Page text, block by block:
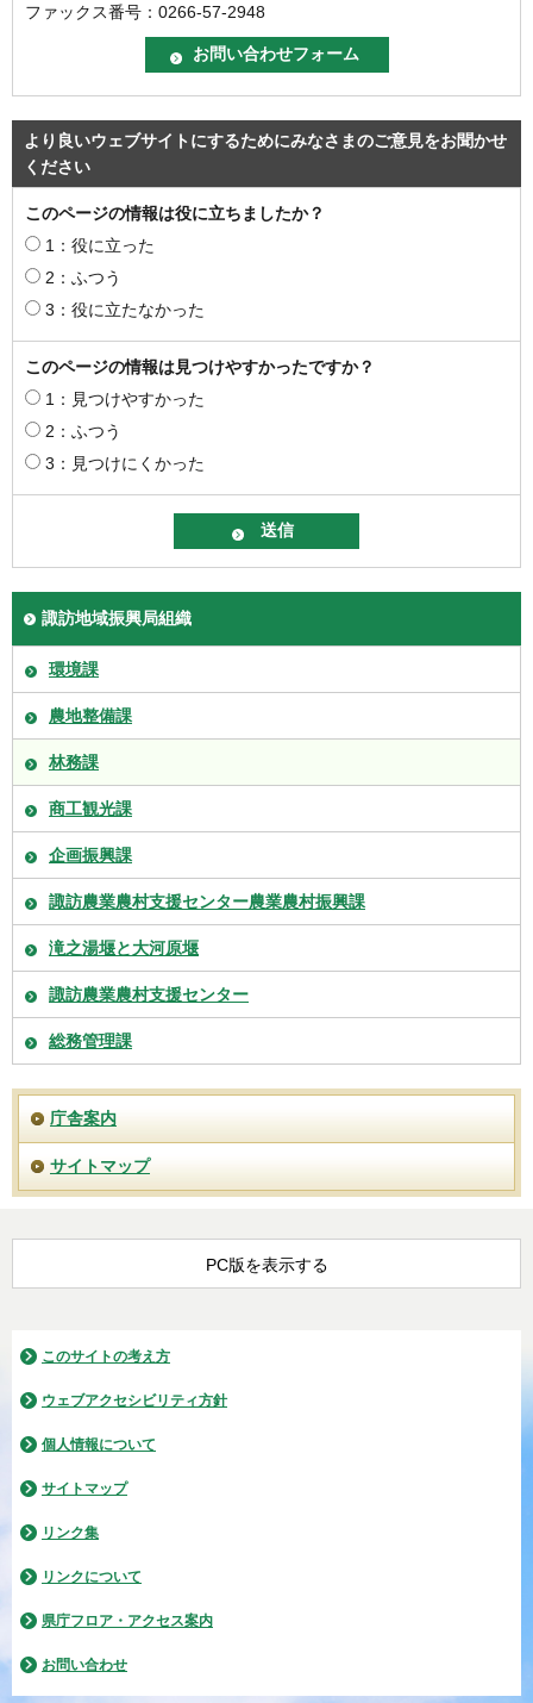
ファックス番号：0266-57-2948
より良いウェブサイトにするためにみなさまのご意見をお聞かせ
ください
このページの情報は役に立ちましたか？
1：役に立った
2：ふつう
3：役に立たなかった
このページの情報は見つけやすかったですか？
1：見つけやすかった
2：ふつう
3：見つけにくかった
諏訪地域振興局組織
環境課
農地整備課
林務課
商工観光課
企画振興課
諏訪農業農村支援センター農業農村振興課
滝之湯堰と大河原堰
諏訪農業農村支援センター
総務管理課
庁舎案内
サイトマップ
PC版を表示する
このサイトの考え方
ウェブアクセシビリティ方針
個人情報について
サイトマップ
リンク集
リンクについて
県庁フロア・アクセス案内
お問い合わせ